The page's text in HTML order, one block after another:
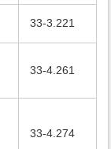
33-3.221
33-4.261
33-4.274